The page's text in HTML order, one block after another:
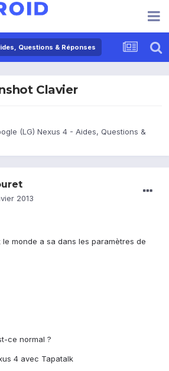
Questions & Réponses
Clavier
(LG) Nexus 4 - Aides, Questions &
2013
monde a sa dans les paramètres de
ce normal ?
4 avec Tapatalk